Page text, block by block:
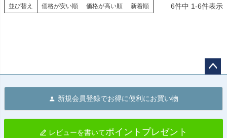
並び替え 価格が安い順 価格が高い順 新着順 6件中 1-6件表示
へ
新規会員登録でお得に便利にお買い物
レビューを書いてポイントプレゼント